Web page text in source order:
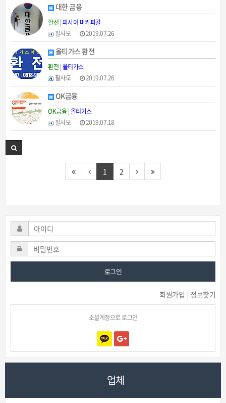
대한 금융
환전 |파사이 마카파갈
필사모
2019.07.26
올티가스 환전
환전 |올티가스
필사모
2019.07.26
OK금융
OK금융 |올티가스
필사모
2019.07.18
1 2
로그인
회원가입 정보찾기
소셜계정으로 로그인
업체